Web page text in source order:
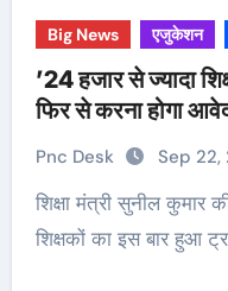
Big News एजुकेशन
’24 हजार से ज्यादा
फिर से करना होगा
Pnc Desk Sep 22,
शिक्षा मंत्री सुनील कुमार की प्रेस कॉन्फ्रेंस लगभग 24600
शिक्षकों का इस बार हुआ